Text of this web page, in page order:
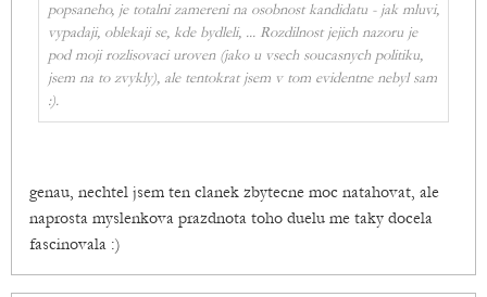
popsaneho, je totalni zamereni na osobnost kandidatu - jak mluvi,
vypadaji, oblekaji se, kde bydleli, ... Rozdilnost jejich nazoru je
pod moji rozlisovaci uroven (jako u vsech soucasnych politiku,
jsem na to zvykly), ale tentokrat jsem v tom evidentne nebyl sam
:).
genau, nechtel jsem ten clanek zbytecne moc natahovat, ale
naprosta myslenkova prazdnota toho duelu me taky docela
fascinovala :)